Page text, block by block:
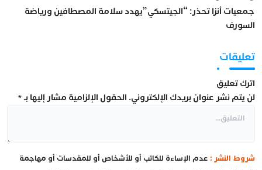
جمعيات أنزا تحذر: “الجيتسكي”يهدد سلامة المصطافين ورياضة
السورف
تعليقات
اترك تعليق
لن يتم نشر عنوان بريدك الإلكتروني. الحقول الإلزامية مشار إليها بـ*
شروط النشر : عدم الإساءة للكاتب أو للأشخاص أو للمقدسات أو مهاجمة